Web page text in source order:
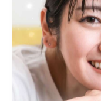
とで、満足度の高
代替療法の
方法